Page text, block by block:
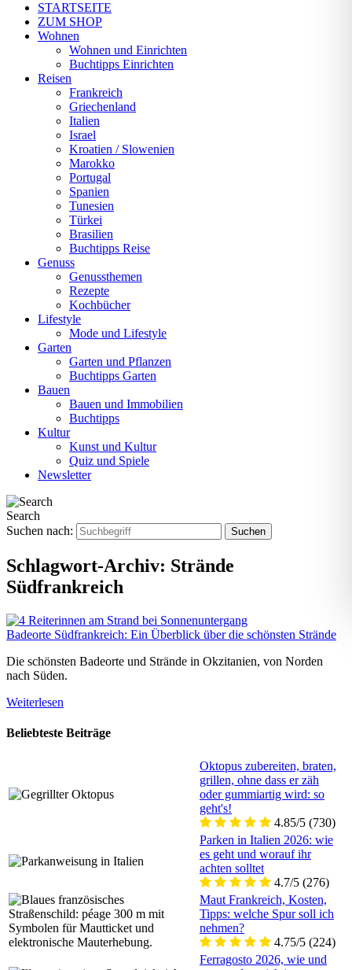
STARTSEITE
ZUM SHOP
Wohnen
Wohnen und Einrichten
Buchtipps Einrichten
Reisen
Frankreich
Griechenland
Italien
Israel
Kroatien / Slowenien
Marokko
Portugal
Spanien
Tunesien
Türkei
Brasilien
Buchtipps Reise
Genuss
Genussthemen
Rezepte
Kochbücher
Lifestyle
Mode und Lifestyle
Garten
Garten und Pflanzen
Buchtipps Garten
Bauen
Bauen und Immobilien
Buchtipps
Kultur
Kunst und Kultur
Quiz und Spiele
Newsletter
Search
Suchen nach:
Schlagwort-Archiv: Strände
Südfrankreich
Badeorte Südfrankreich: Ein Überblick über die schönsten Strände
Die schönsten Badeorte und Strände in Okzitanien, von Norden
nach Süden.
Weiterlesen
Beliebteste Beiträge
Oktopus zubereiten, braten,
grillen, ohne dass er zäh
oder gummiartig wird: so
geht's!
4.85/5 (730)
Parken in Italien 2026: wie
es geht und worauf ihr
achten solltet
4.7/5 (276)
Maut Frankreich, Kosten,
Tipps: welche Spur soll ich
nehmen?
4.75/5 (224)
Ferragosto 2026, wie und